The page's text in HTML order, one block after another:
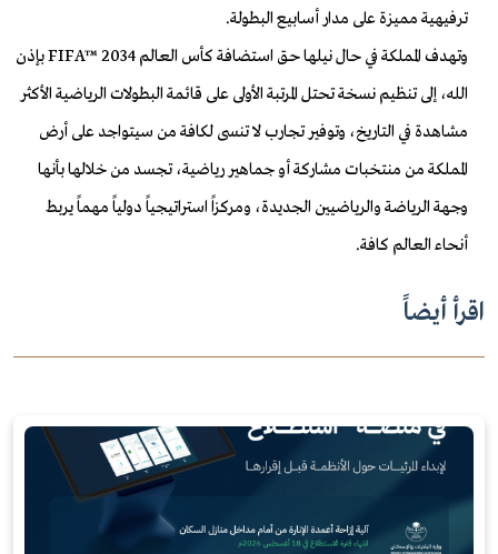
ترفيهية مميزة على مدار أسابيع البطولة.
وتهدف المملكة في حال نيلها حق استضافة كأس العالم FIFA™ 2034 بإذن
الله، إلى تنظيم نسخة تحتل المرتبة الأولى على قائمة البطولات الرياضية الأكثر
مشاهدة في التاريخ، وتوفير تجارب لا تنسى لكافة من سيتواجد على أرض
المملكة من منتخبات مشاركة أو جماهير رياضية، تجسد من خلالها بأنها
وجهة الرياضة والرياضيين الجديدة، ومركزاً استراتيجياً دولياً مهماً يربط
أنحاء العالم كافة.
اقرأ أيضاً